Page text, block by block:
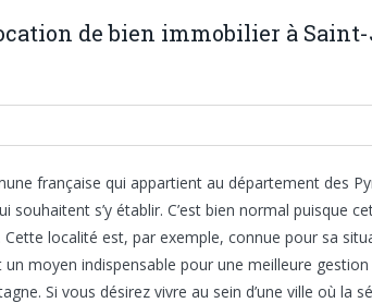
de bien immobilier à
française qui appartient au département des
souhaitent s’y établir. C’est bien normal puisque
localité est, par exemple, connue pour sa
un moyen indispensable pour une meilleure
Si vous désirez vivre au sein d’une ville où la